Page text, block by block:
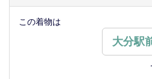
この着物は
大分駅